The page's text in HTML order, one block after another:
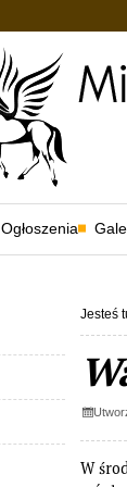
Ogłoszenia
Jesteś
W